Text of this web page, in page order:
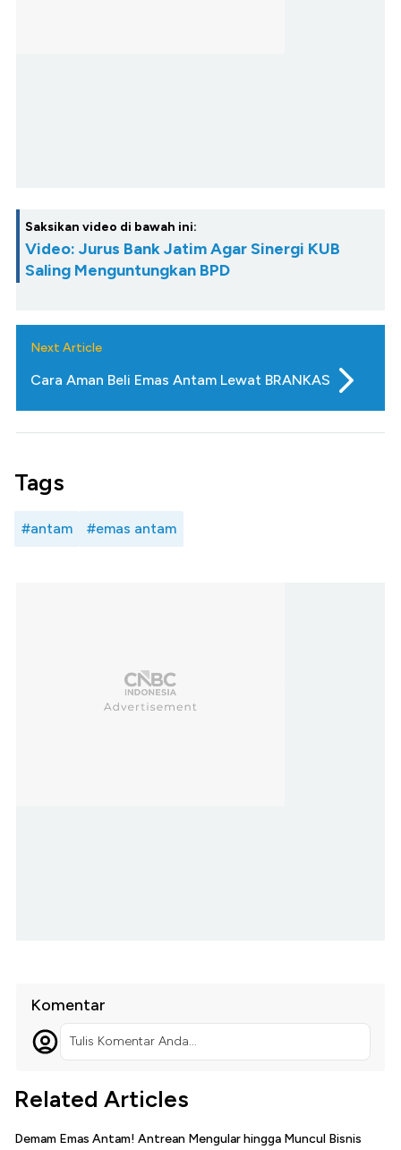
Saksikan video di bawah ini:
Video: Jurus Bank Jatim Agar Sinergi KUB
Saling Menguntungkan BPD
Next Article
Cara Aman Beli Emas Antam Lewat BRANKAS
Tags
#antam #emas antam
Komentar
Tulis Komentar Anda...
Related Articles
Demam Emas Antam! Antrean Mengular hingga Muncul Bisnis